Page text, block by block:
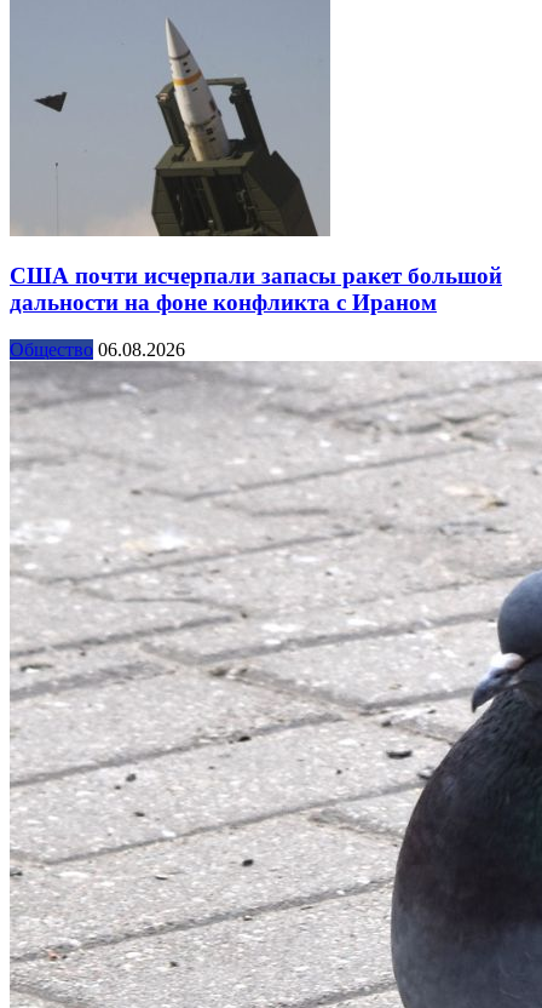
США почти исчерпали запасы ракет большой
дальности на фоне конфликта с Ираном
Общество 06.08.2026